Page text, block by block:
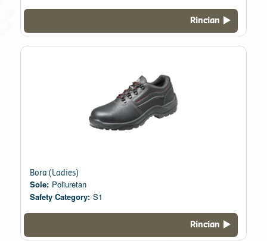
Rincian
Bora (Ladies)
Sole: Poliuretan
Safety Category: S1
Rincian